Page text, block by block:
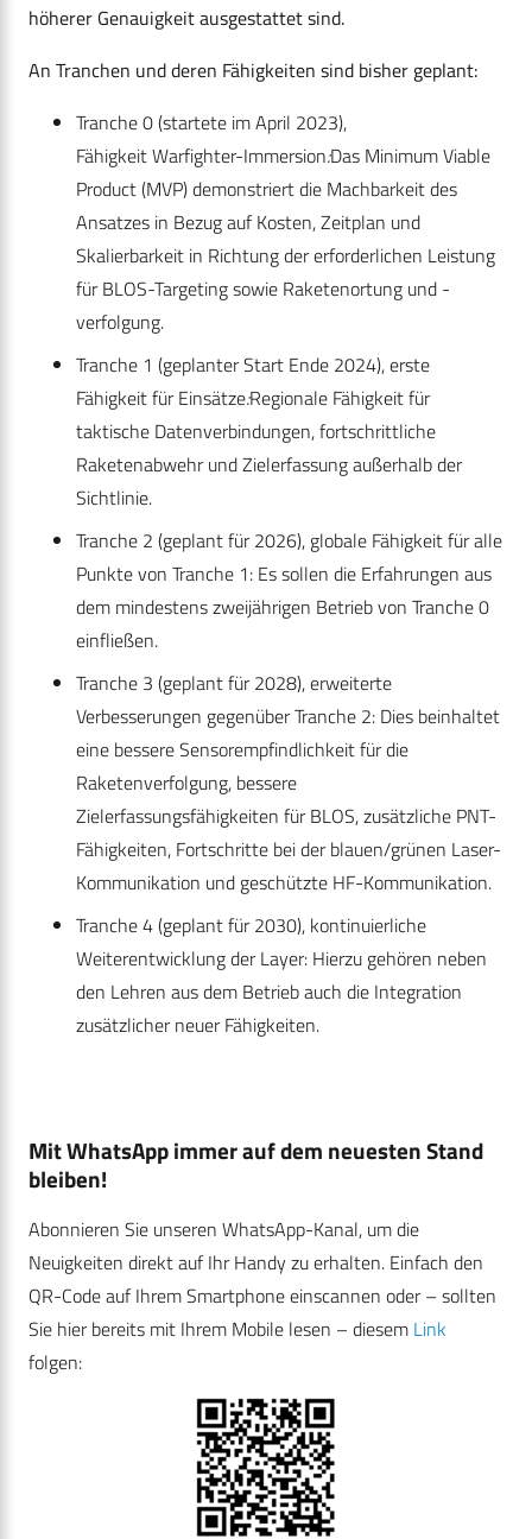
höherer Genauigkeit ausgestattet sind.
An Tranchen und deren Fähigkeiten sind bisher geplant:
Tranche 0 (startete im April 2023),
Fähigkeit Warfighter-Immersion:Das Minimum Viable
Product (MVP) demonstriert die Machbarkeit des
Ansatzes in Bezug auf Kosten, Zeitplan und
Skalierbarkeit in Richtung der erforderlichen Leistung
für BLOS-Targeting sowie Raketenortung und -
verfolgung.
Tranche 1 (geplanter Start Ende 2024), erste
Fähigkeit für Einsätze:Regionale Fähigkeit für
taktische Datenverbindungen, fortschrittliche
Raketenabwehr und Zielerfassung außerhalb der
Sichtlinie.
Tranche 2 (geplant für 2026), globale Fähigkeit für alle
Punkte von Tranche 1: Es sollen die Erfahrungen aus
dem mindestens zweijährigen Betrieb von Tranche 0
einfließen.
Tranche 3 (geplant für 2028), erweiterte
Verbesserungen gegenüber Tranche 2: Dies beinhaltet
eine bessere Sensorempfindlichkeit für die
Raketenverfolgung, bessere
Zielerfassungsfähigkeiten für BLOS, zusätzliche PNT-
Fähigkeiten, Fortschritte bei der blauen/grünen Laser-
Kommunikation und geschützte HF-Kommunikation.
Tranche 4 (geplant für 2030), kontinuierliche
Weiterentwicklung der Layer: Hierzu gehören neben
den Lehren aus dem Betrieb auch die Integration
zusätzlicher neuer Fähigkeiten.
Mit WhatsApp immer auf dem neuesten Stand
bleiben!
Abonnieren Sie unseren WhatsApp-Kanal, um die
Neuigkeiten direkt auf Ihr Handy zu erhalten. Einfach den
QR-Code auf Ihrem Smartphone einscannen oder – sollten
Sie hier bereits mit Ihrem Mobile lesen – diesem Link
folgen: